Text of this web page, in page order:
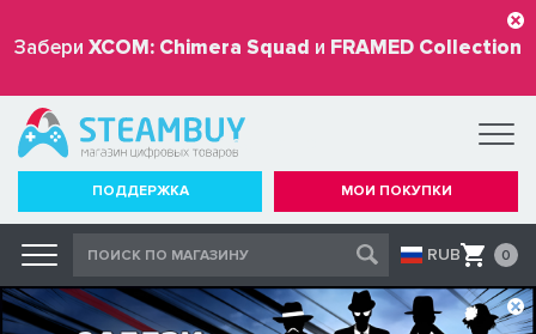
Забери XCOM: Chimera Squad и FRAMED Collection
бесплатно
ПОДДЕРЖКА МОИ ПОКУПКИ
RUB 0